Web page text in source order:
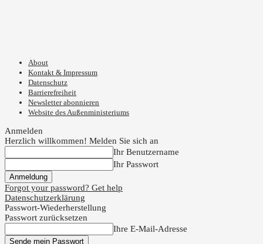
About
Kontakt & Impressum
Datenschutz
Barrierefreiheit
Newsletter abonnieren
Website des Außenministeriums
Anmelden
Herzlich willkommen! Melden Sie sich an
Ihr Benutzername
Ihr Passwort
Forgot your password? Get help
Datenschutzerklärung
Passwort-Wiederherstellung
Passwort zurücksetzen
Ihre E-Mail-Adresse